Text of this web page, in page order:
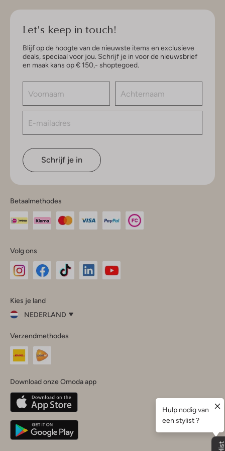
Let's keep in touch!
Blijf op de hoogte van de nieuwste items en exclusieve
deals, speciaal voor jou. Schrijf je in voor de nieuwsbrief
en maak kans op € 150,- shoptegoed.
Schrijf je in
Betaalmethodes
Volg ons
InstagramFacebook
Kies je land
NEDERLAND
je
land
Nederland
Belgique(Français)
Deutschland
Verzendmethodes
Download onze Omoda app